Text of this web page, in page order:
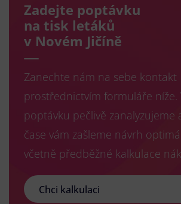
Zadejte poptávku
na tisk letáků
v Novém Jičíně
Zanechte nám na sebe kontakt
prostřednictvím formuláře níže.
poptávku pečlivě zanalyzujeme
čase vám zašleme návrh
včetně předběžné kalkulace
Chci kalkulaci